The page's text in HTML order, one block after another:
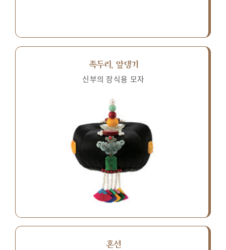
족두리, 앞댕기
신부의 장식용 모자
혼선